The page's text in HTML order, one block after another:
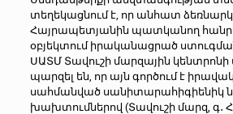
տեղեկացնում է, որ անհատ
Հայրապետյանին պատկանող
օբյեկտում իրականացրած
ՍԱՏՄ Տավուշի մարզային կենտրոնի
պարզել են, որ այն գործում է
սահմանված սանիտարահիգիենիկ
խախտումներով (Տավուշի մարզ, գ․